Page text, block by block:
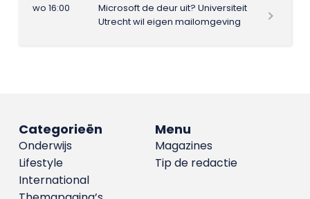
wo 16:00
Microsoft de deur uit? Universiteit
Utrecht wil eigen mailomgeving
Menu
Magazines
Tip de redactie
Categorieën
Onderwijs
Lifestyle
International